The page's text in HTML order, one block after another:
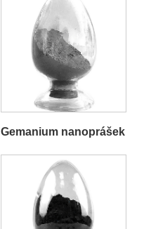
Gemanium nanoprášek